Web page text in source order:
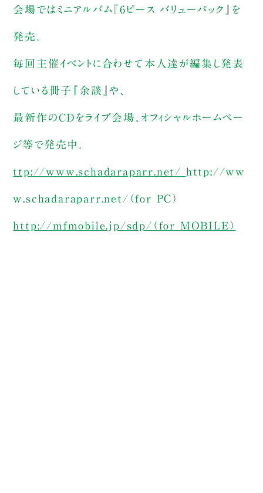
会場ではミニアルバム『6ピース バリューパック』を
発売。
毎回主催イベントに合わせて本人達が編集し発表
している冊子『余談』や、
最新作のCDをライブ会場、オフィシャルホームペー
ジ等で発売中。
ttp://www.schadaraparr.net/ http://ww
w.schadaraparr.net/（for PC）
http://mfmobile.jp/sdp/（for MOBILE）